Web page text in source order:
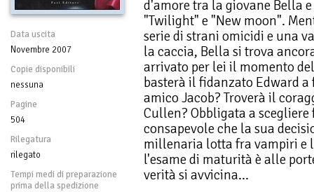
Data uscita
Novembre 2007
Copie disponibili
nessuna
Pagine
504
Rilegatura
rilegato
Tempi medi di preparazione
prima della spedizione
d'amore tra la giovane Bella
"Twilight" e "New moon".
serie di strani omicidi e una
la caccia, Bella si trova
arrivato per lei il momento
basterà il fidanzato Edward
amico Jacob? Troverà il
Cullen? Obbligata a
consapevole che la sua
millenaria lotta fra vampiri e
l'esame di maturità è alle
verità si avvicina...